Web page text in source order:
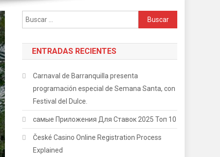
Buscar:
ENTRADAS RECIENTES
Carnaval de Barranquilla presenta
programación especial de Semana Santa, con
Festival del Dulce.
самые Приложения Для Ставок 2025 Топ 10
České Casino Online Registration Process
Explained